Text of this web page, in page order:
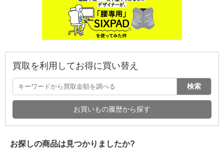
買取を利用してお得に買い替え
検索
お買いもの履歴から探す
お探しの商品は見つかりましたか?